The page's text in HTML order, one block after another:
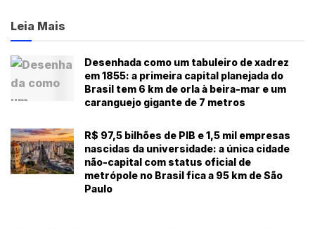
Leia Mais
Desenhada como um tabuleiro de xadrez
em 1855: a primeira capital planejada do
Brasil tem 6 km de orla à beira-mar e um
caranguejo gigante de 7 metros
R$ 97,5 bilhões de PIB e 1,5 mil empresas
nascidas da universidade: a única cidade
não-capital com status oficial de
metrópole no Brasil fica a 95 km de São
Paulo